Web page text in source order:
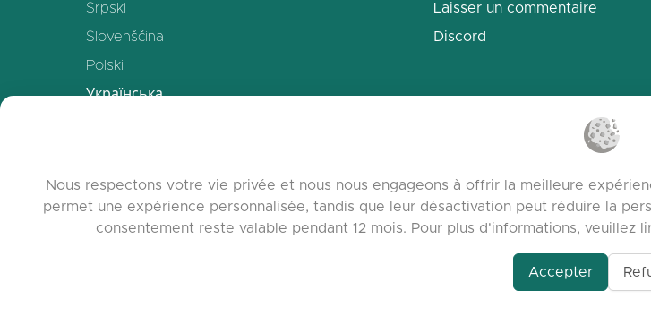
Srpski
Slovenščina
Polski
Українська
Français
中文
Laisser un commentaire
Discord
© 2026 clasora.com platform | Tous droits
Nous respectons votre vie privée et nous nous engageons à offrir la meilleure
permet une expérience personnalisée, tandis que leur désactivation peut réduire la
consentement reste valable pendant 12 mois. Pour plus d'informations, veuillez
Accepter